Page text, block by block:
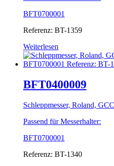
BFT0700001
Referenz: BT-1359
Weiterlesen
BFT0400009
Schleppmesser, Roland, GCC
Passend für Messerhalter:
BFT0700001
Referenz: BT-1340